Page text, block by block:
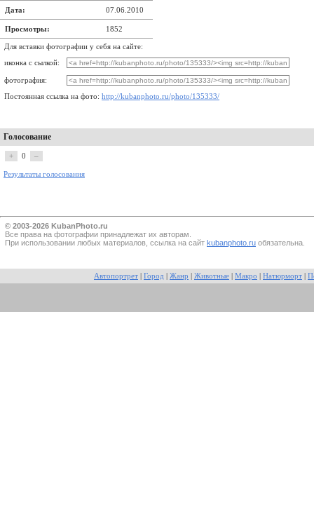
Дата: 07.06.2010
Просмотры: 1852
Для вставки фотографии у себя на сайте:
иконка с сылкой:
фотография:
Постоянная ссылка на фото: http://kubanphoto.ru/photo/135333/
Голосование
+ 0 –
Результаты голосования
© 2003-2026 KubanPhoto.ru
Все прaва на фотографии принадлежат их авторам.
При использовании любых материалов, ссылка на сайт kubanphoto.ru обязательна.
Автопортрет Город Жанр Животные Макро Натюрморт